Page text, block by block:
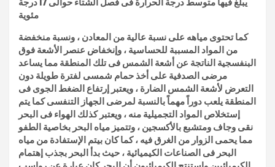
كما تحتوى مياهه على نسبة عالية من المعادن ، ونسبة منخفضة
من المواد المسببة للحساسية ، وإنخفاض عنصر الأشعة فوق
البنفسجية الناتجة عن أشعة الشمس فى تلك المنطقة مما يساعد
مرضى الصدفية على أخذ حمام شمسى لفترة طويلة دون
التعرض لأشعة الشمس الضارة ، ويعتبر إرتفاع الضغط الجوى فى
المنطقة يلعب دوراً مهماً بالنسبة لمرضى الجهاز التنفسى كما يتم
إستخلاص المواد التجميلية منه ، ويعتبر كذلك الهواء فى البحر
نقى وجاف ومتشبع بالأكسجين ، وتتميز مياه البحر بخاصية الطفو
مما يحمى الزوار من الغرق فيه ، كما كان بيتم الإستفادة من مياه
البحر فى الصناعات الكيميائية ، حيث بدأ البحر بجذب إهتمام